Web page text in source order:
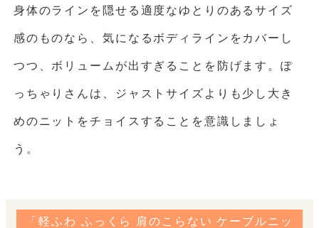
身体のラインを隠せる適度なゆとりのあるサイズ
感のものなら、気になるボディラインをカバーし
つつ、ボリュームが出すぎることを防げます。ぽ
っちゃりさんは、ジャストサイズよりも少し大き
めのニットをチョイスすることを意識しましょ
う。
「軽ふわ ふっくら 肩のこらない ケーブルニッ